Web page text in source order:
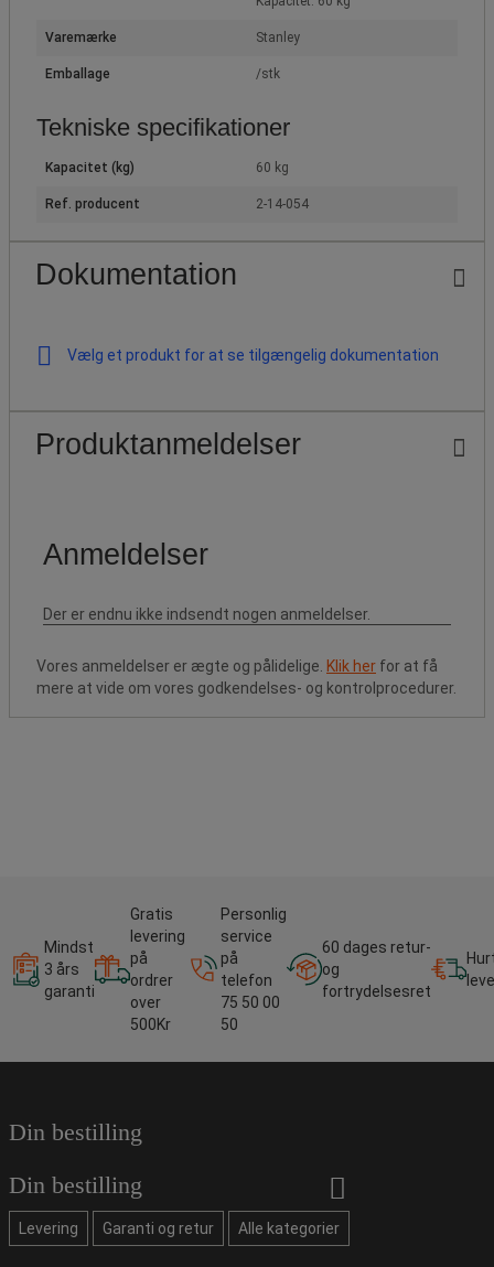
Varemærke Stanley
Emballage /stk
Tekniske specifikationer
Kapacitet (kg) 60 kg
Ref. producent 2-14-054
Dokumentation
Vælg et produkt for at se tilgængelig dokumentation
Produktanmeldelser
Vores anmeldelser er ægte og pålidelige. Klik her for at få
mere at vide om vores godkendelses- og kontrolprocedurer.
Mindst
3 års
garanti
Gratis
levering
på
ordrer
over
500Kr
Personlig
service
på
telefon
75 50 00
50
60 dages retur-
og
fortrydelsesret
Din bestilling
Din bestilling
Levering Garanti og retur Alle kategorier